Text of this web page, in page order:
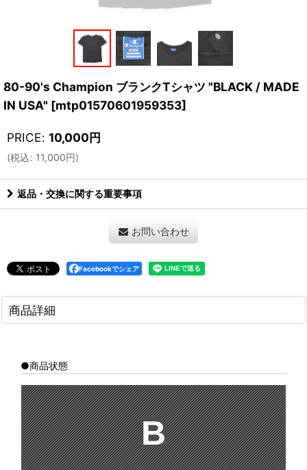
80-90's Champion ブランクTシャツ "BLACK / MADE
IN USA" [mtp01570601959353]
PRICE: 10,000円
(税込: 11,000円)
返品・交換に関する重要事項
お問い合わせ
Facebookでシェア
商品詳細
●商品状態
B